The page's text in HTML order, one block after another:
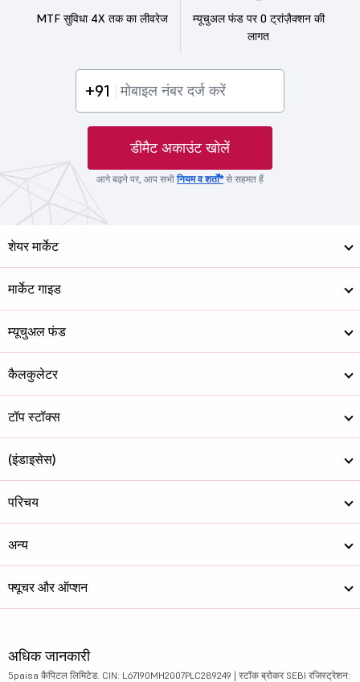
MTF सुविधा 4X तक का लीवरेज
म्यूचुअल फंड पर 0 ट्रांज़ैक्शन की
लागत
+91
डीमैट अकाउंट खोलें
आगे बढ़ने पर, आप सभीनियम व शर्तों*से सहमत हैं
शेयर मार्केट
मार्केट गाइड
म्यूचुअल फंड
कैलकुलेटर
टॉप स्टॉक्स
(इंडाइसेस)
परिचय
अन्य
फ्यूचर और ऑप्शन
अधिक जानकारी
5paisa कैपिटल लिमिटेड. CIN: L67190MH2007PLC289249 | स्टॉक ब्रोकर SEBI रजिस्ट्रेशन: